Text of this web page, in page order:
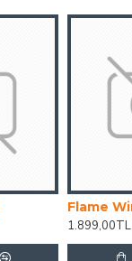
1.899,00TL